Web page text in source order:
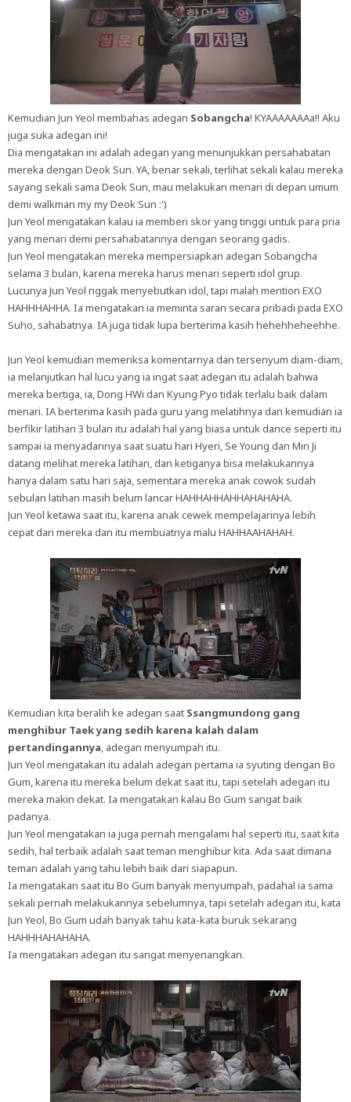
Kemudian Jun Yeol membahas adegan Sobangcha! KYAAAAAAAa!! Aku
juga suka adegan ini!
Dia mengatakan ini adalah adegan yang menunjukkan persahabatan
mereka dengan Deok Sun. YA, benar sekali, terlihat sekali kalau mereka
sayang sekali sama Deok Sun, mau melakukan menari di depan umum
demi walkman my my Deok Sun :')
Jun Yeol mengatakan kalau ia memberi skor yang tinggi untuk para pria
yang menari demi persahabatannya dengan seorang gadis.
Jun Yeol mengatakan mereka mempersiapkan adegan Sobangcha
selama 3 bulan, karena mereka harus menari seperti idol grup.
Lucunya Jun Yeol nggak menyebutkan idol, tapi malah mention EXO
HAHHHAHHA. Ia mengatakan ia meminta saran secara pribadi pada EXO
Suho, sahabatnya. IA juga tidak lupa berterima kasih hehehheheehhe.
Jun Yeol kemudian memeriksa komentarnya dan tersenyum diam-diam,
ia melanjutkan hal lucu yang ia ingat saat adegan itu adalah bahwa
mereka bertiga, ia, Dong HWi dan Kyung Pyo tidak terlalu baik dalam
menari. IA berterima kasih pada guru yang melatihnya dan kemudian ia
berfikir latihan 3 bulan itu adalah hal yang biasa untuk dance seperti itu
sampai ia menyadarinya saat suatu hari Hyeri, Se Young dan Min Ji
datang melihat mereka latihan, dan ketiganya bisa melakukannya
hanya dalam satu hari saja, sementara mereka anak cowok sudah
sebulan latihan masih belum lancar HAHHAHHAHHAHAHAHA.
Jun Yeol ketawa saat itu, karena anak cewek mempelajarinya lebih
cepat dari mereka dan itu membuatnya malu HAHHAAHAHAH.
Kemudian kita beralih ke adegan saat Ssangmundong gang
menghibur Taek yang sedih karena kalah dalam
pertandingannya, adegan menyumpah itu.
Jun Yeol mengatakan itu adalah adegan pertama ia syuting dengan Bo
Gum, karena itu mereka belum dekat saat itu, tapi setelah adegan itu
mereka makin dekat. Ia mengatakan kalau Bo Gum sangat baik
padanya.
Jun Yeol mengatakan ia juga pernah mengalami hal seperti itu, saat kita
sedih, hal terbaik adalah saat teman menghibur kita. Ada saat dimana
teman adalah yang tahu lebih baik dari siapapun.
Ia mengatakan saat itu Bo Gum banyak menyumpah, padahal ia sama
sekali pernah melakukannya sebelumnya, tapi setelah adegan itu, kata
Jun Yeol, Bo Gum udah banyak tahu kata-kata buruk sekarang
HAHHHAHAHAHA.
Ia mengatakan adegan itu sangat menyenangkan.